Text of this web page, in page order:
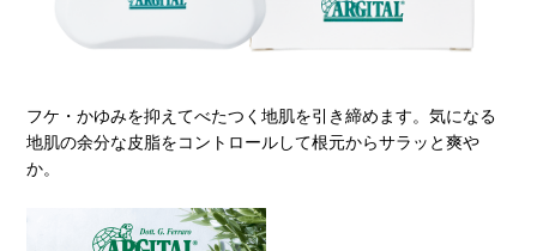
フケ・かゆみを抑えてべたつく地肌を引き締めます。気になる
地肌の余分な皮脂をコントロールして根元からサラッと爽や
か。